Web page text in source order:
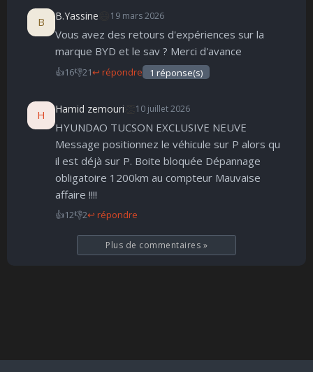
B B.Yassine 19 mars 2026
Vous avez des retours d'expériences sur la
marque BYD et le sav ? Merci d'avance
👍16👎21↩ répondre 1 réponse(s)
H Hamid zemouri 10 juillet 2026
HYUNDAO TUCSON EXCLUSIVE NEUVE
Message positionnez le véhicule sur P alors qu
il est déjà sur P. Boite bloquée Dépannage
obligatoire 1200km au compteur Mauvaise
affaire !!!!
👍12👎2↩ répondre
Plus de commentaires »